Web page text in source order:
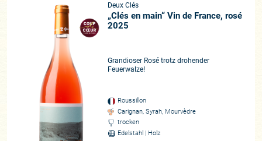
Deux Clés
„Clés en main“ Vin de France, rosé
2025
Grandioser Rosé trotz drohender
Feuerwalze!
Roussillon
Carignan, Syrah, Mourvèdre
trocken
Edelstahl | Holz